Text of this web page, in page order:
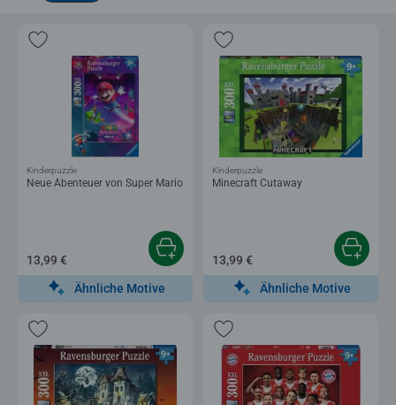
Neue Abenteuer von Super Mario
Kinderpuzzle
13,99 €
Ähnliche Motive
Minecraft Cutaway
Kinderpuzzle
13,99 €
Ähnliche Motive